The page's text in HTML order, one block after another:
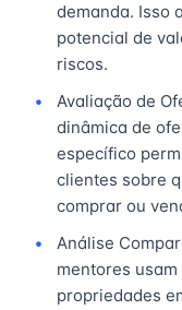
demanda. Isso
potencial de
riscos.
Avaliação de
dinâmica de
específico
clientes sobre
comprar ou
Análise
mentores
propriedades